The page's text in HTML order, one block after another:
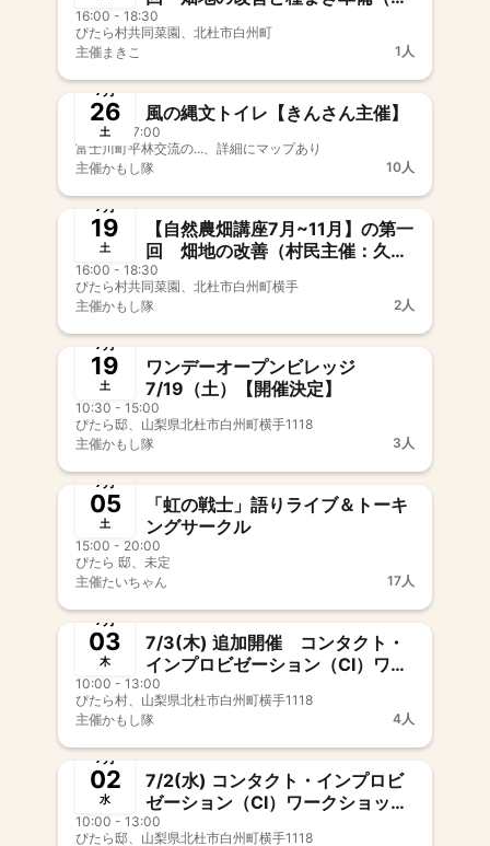
民主催：久保牧子）
16:00 - 18:30
ぴたら村共同菜園、北杜市白州町
主催まきこ 1人
終了
7月
26
土
風の縄文トイレ【きんさん 主催】
09:00 - 17:00
富士川町平林交流の...、詳細にマップあり
主催かもし隊 10人
終了
7月
19
土
【自然農畑講座7月~11月】の第一
回 畑地の改善（村民主催：久保
牧子）
16:00 - 18:30
ぴたら村共同菜園、北杜市白州町横手
主催かもし隊 2人
終了
7月
19
土
ワンデーオープンビレッジ
7/19（土）【開催決定】
10:30 - 15:00
ぴたら邸、山梨県北杜市白州町横手1118
主催かもし隊 3人
終了
7月
05
土
「虹の戦士」語りライブ＆トーキ
ングサークル
15:00 - 20:00
ぴたら 邸、未定
主催たいちゃん 17人
終了
7月
03
木
7/3(木) 追加開催 コンタクト・
インプロビゼーション（CI）ワー
クショップ「自分のからだの感覚
をとりもどす」@北杜（山梨）
【村民鍋山純企画】
10:00 - 13:00
ぴたら村、山梨県北杜市白州町横手1118
主催かもし隊 4人
終了
7月
02
水
7/2(水) コンタクト・インプロビ
ゼーション（CI）ワークショップ
「自分のからだの感覚をとりもど
10:00 - 13:00
ぴたら邸、山梨県北杜市白州町横手1118